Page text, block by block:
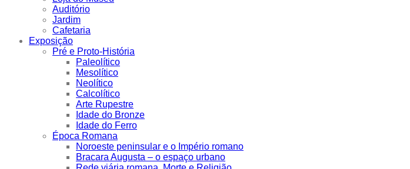
Auditório
Jardim
Cafetaria
Exposição
Pré e Proto-História
Paleolítico
Mesolítico
Neolítico
Calcolítico
Arte Rupestre
Idade do Bronze
Idade do Ferro
Época Romana
Noroeste peninsular e o Império romano
Bracara Augusta – o espaço urbano